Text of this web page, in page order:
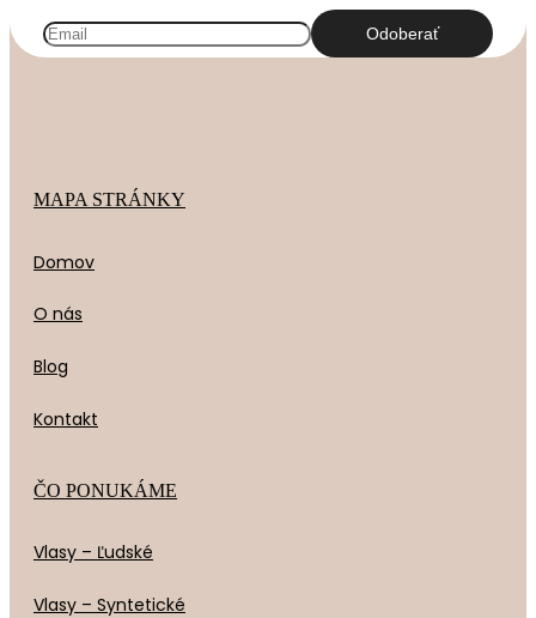
MAPA STRÁNKY
Domov
O nás
Blog
Kontakt
ČO PONUKÁME
Vlasy – Ľudské
Vlasy – Syntetické